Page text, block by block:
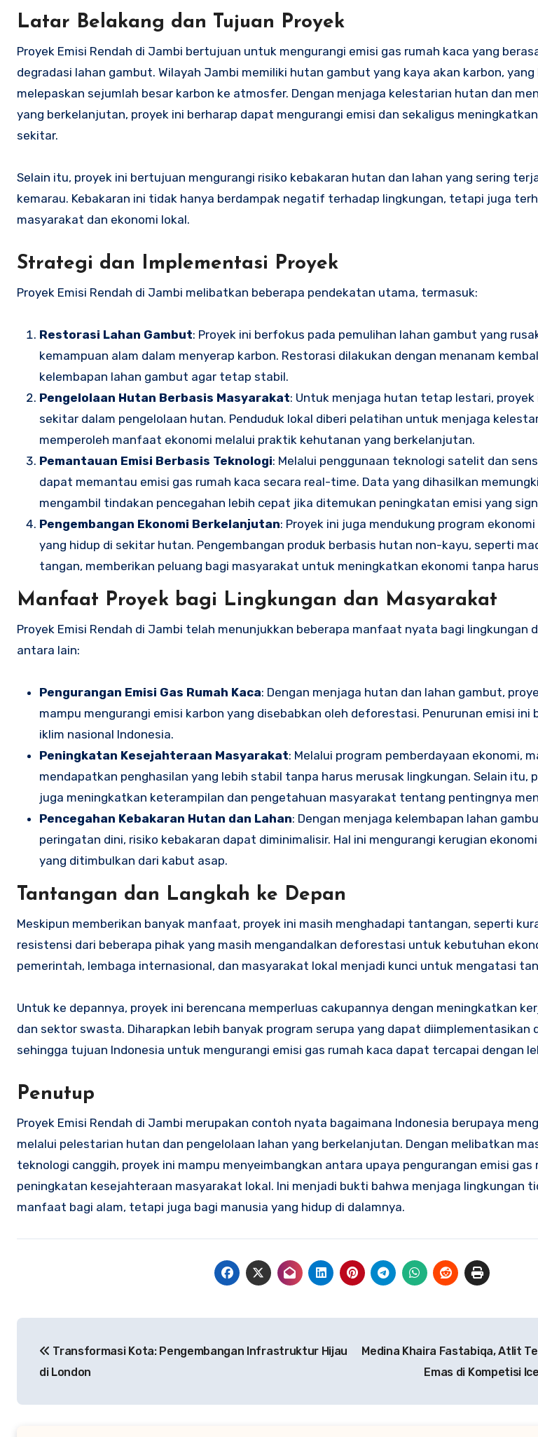
Latar Belakang dan Tujuan Proyek
Proyek Emisi Rendah di Jambi bertujuan untuk mengurangi emisi gas rumah kaca yang
degradasi lahan gambut. Wilayah Jambi memiliki hutan gambut yang kaya akan karbon,
melepaskan sejumlah besar karbon ke atmosfer. Dengan menjaga kelestarian hutan dan
yang berkelanjutan, proyek ini berharap dapat mengurangi emisi dan sekaligus
sekitar.
Selain itu, proyek ini bertujuan mengurangi risiko kebakaran hutan dan lahan yang sering
kemarau. Kebakaran ini tidak hanya berdampak negatif terhadap lingkungan, tetapi juga
masyarakat dan ekonomi lokal.
Strategi dan Implementasi Proyek
Proyek Emisi Rendah di Jambi melibatkan beberapa pendekatan utama, termasuk:
Restorasi Lahan Gambut: Proyek ini berfokus pada pemulihan lahan gambut yang
kemampuan alam dalam menyerap karbon. Restorasi dilakukan dengan menanam
kelembapan lahan gambut agar tetap stabil.
Pengelolaan Hutan Berbasis Masyarakat: Untuk menjaga hutan tetap lestari,
sekitar dalam pengelolaan hutan. Penduduk lokal diberi pelatihan untuk menjaga
memperoleh manfaat ekonomi melalui praktik kehutanan yang berkelanjutan.
Pemantauan Emisi Berbasis Teknologi: Melalui penggunaan teknologi satelit dan
dapat memantau emisi gas rumah kaca secara real-time. Data yang dihasilkan
mengambil tindakan pencegahan lebih cepat jika ditemukan peningkatan emisi yang
Pengembangan Ekonomi Berkelanjutan: Proyek ini juga mendukung program
yang hidup di sekitar hutan. Pengembangan produk berbasis hutan non-kayu, seperti
tangan, memberikan peluang bagi masyarakat untuk meningkatkan ekonomi tanpa
Manfaat Proyek bagi Lingkungan dan Masyarakat
Proyek Emisi Rendah di Jambi telah menunjukkan beberapa manfaat nyata bagi lingkungan
antara lain:
Pengurangan Emisi Gas Rumah Kaca: Dengan menjaga hutan dan lahan gambut,
mampu mengurangi emisi karbon yang disebabkan oleh deforestasi. Penurunan emisi
iklim nasional Indonesia.
Peningkatan Kesejahteraan Masyarakat: Melalui program pemberdayaan ekonomi,
mendapatkan penghasilan yang lebih stabil tanpa harus merusak lingkungan. Selain itu,
juga meningkatkan keterampilan dan pengetahuan masyarakat tentang pentingnya
Pencegahan Kebakaran Hutan dan Lahan: Dengan menjaga kelembapan lahan
peringatan dini, risiko kebakaran dapat diminimalisir. Hal ini mengurangi kerugian
yang ditimbulkan dari kabut asap.
Tantangan dan Langkah ke Depan
Meskipun memberikan banyak manfaat, proyek ini masih menghadapi tantangan, seperti
resistensi dari beberapa pihak yang masih mengandalkan deforestasi untuk kebutuhan
pemerintah, lembaga internasional, dan masyarakat lokal menjadi kunci untuk mengatasi
Untuk ke depannya, proyek ini berencana memperluas cakupannya dengan meningkatkan
dan sektor swasta. Diharapkan lebih banyak program serupa yang dapat diimplementasikan
sehingga tujuan Indonesia untuk mengurangi emisi gas rumah kaca dapat tercapai dengan
Penutup
Proyek Emisi Rendah di Jambi merupakan contoh nyata bagaimana Indonesia berupaya
melalui pelestarian hutan dan pengelolaan lahan yang berkelanjutan. Dengan melibatkan
teknologi canggih, proyek ini mampu menyeimbangkan antara upaya pengurangan emisi gas
peningkatan kesejahteraan masyarakat lokal. Ini menjadi bukti bahwa menjaga lingkungan
manfaat bagi alam, tetapi juga bagi manusia yang hidup di dalamnya.
pos Transformasi Kota: Pengembangan Infrastruktur Hijau
di London
Medina Khaira Fastabiqa, Atlit
Emas di Kompetisi